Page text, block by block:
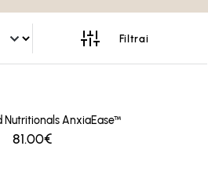
Nutritionals AnxiaEase™
81.00€